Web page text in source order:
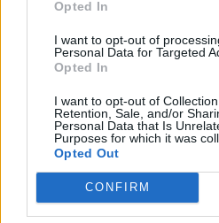
Opted In
I want to opt-out of
Personal Data for Targeted
Opted In
I want to opt-out of
Retention, Sale, and/or
Personal Data that Is
Purposes for which it was
Opted Out
CONFIRM
kard. Timothy Dolan
Paweł Kęska
Plac św. Piotra
małżeństwo
Tomasz Terlikowski